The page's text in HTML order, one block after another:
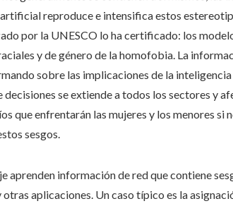
reproduce e intensifica estos
por la UNESCO lo ha certificado: los
y de género de la homofobia. La
sobre las implicaciones de la
decisiones se extiende a todos los sectores y
que enfrentarán las mujeres y los menores
sesgos.
aprenden información de red que contiene
otras aplicaciones. Un caso típico es la